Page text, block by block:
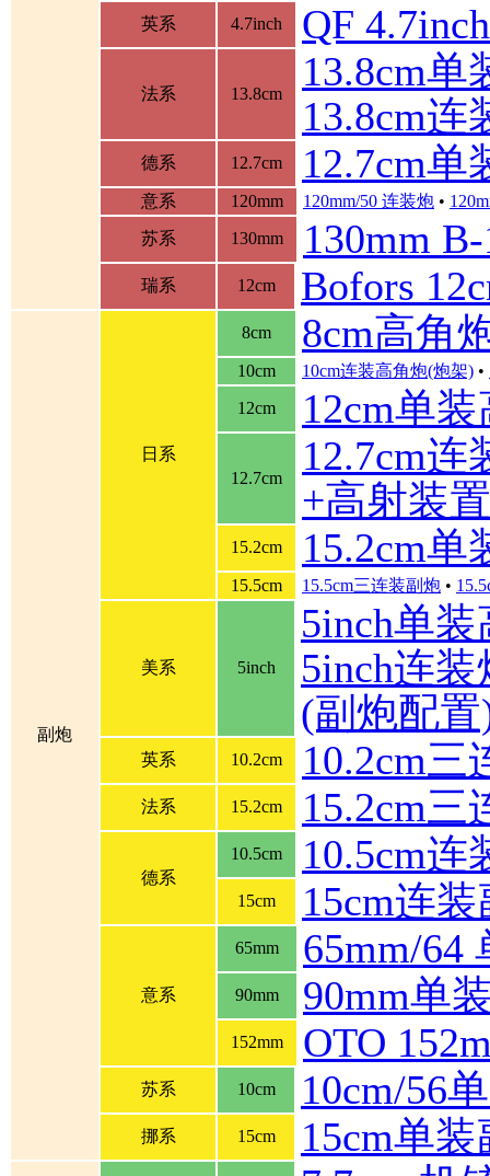
英系
4.7inch QF
法系 13.8cm
13.8cm单
13.8cm连
德系 12.7cm 12.7cm单
意系 120mm 120mm/50 连装炮 •
苏系
130mm 130mm
瑞系 12cm Bofors
副炮
日系
8cm 8cm高角
10cm 10cm连装高角炮(炮架) •
12cm
12cm单
12.7cm
12.7cm连
+高射装置
15.2cm 15.2cm单
15.5cm 15.5cm三连装副炮 •
美系 5inch
5inch单
5inch连装
(副炮配
英系 10.2cm 10.2cm三
法系 15.2cm 15.2cm三
德系
10.5cm 10.5cm连
15cm 15cm连
意系
65mm 65mm/64
90mm 90mm单
152mm OTO
苏系 10cm 10cm/56
挪系 15cm
15cm单